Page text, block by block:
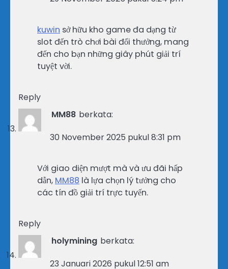
kuwin sở hữu kho game đa dạng từ
slot đến trò chơi bài đổi thưởng, mang
đến cho bạn những giây phút giải trí
tuyệt vời.
Reply
MM88 berkata:
30 November 2025 pukul 8:31 pm
Với giao diện mượt mà và ưu đãi hấp
dẫn, MM88 là lựa chọn lý tưởng cho
các tín đồ giải trí trực tuyến.
Reply
holymining berkata:
23 Januari 2026 pukul 12:51 am